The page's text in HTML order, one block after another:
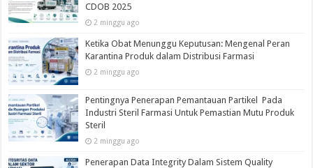
CDOB 2025
2 minggu ago
Ketika Obat Menunggu Keputusan: Mengenal Peran
Karantina Produk dalam Distribusi Farmasi
2 minggu ago
Pentingnya Penerapan Pemantauan Partikel Pada
Industri Steril Farmasi Untuk Pemastian Mutu Produk
Steril
2 minggu ago
Penerapan Data Integrity Dalam Sistem Quality